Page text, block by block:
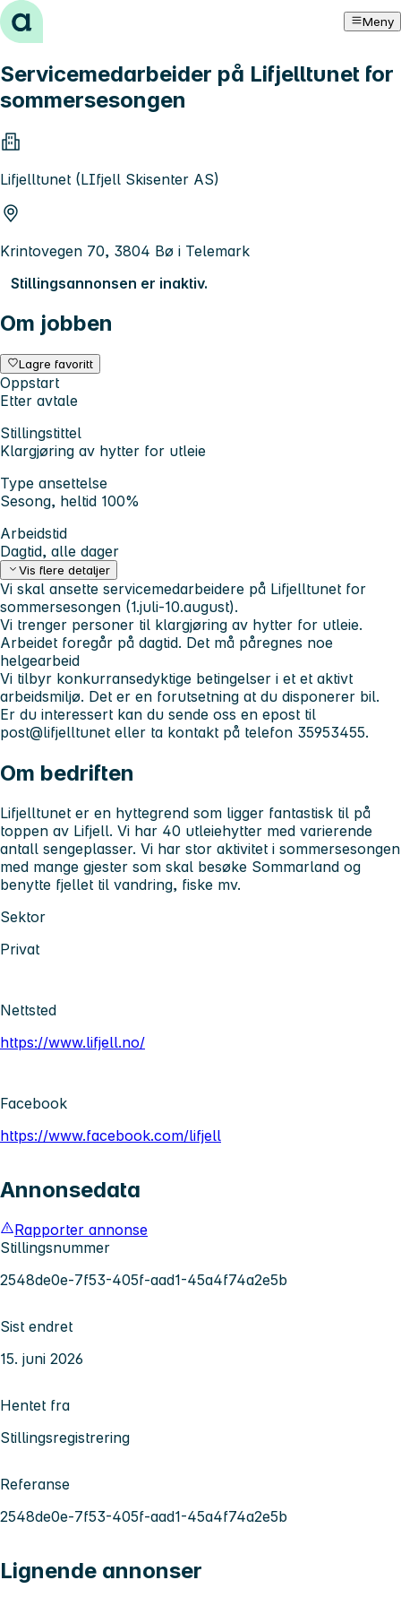
Hopp til innhold Meny
Servicemedarbeider på Lifjelltunet for
sommersesongen
Lifjelltunet (LIfjell Skisenter AS)
Krintovegen 70, 3804 Bø i Telemark
Stillingsannonsen er inaktiv.
Om jobben
Lagre favoritt
Oppstart
Etter avtale
Stillingstittel
Klargjøring av hytter for utleie
Type ansettelse
Sesong, heltid 100%
Arbeidstid
Dagtid, alle dager
Vis flere detaljer
Vi skal ansette servicemedarbeidere på Lifjelltunet for
sommersesongen (1.juli-10.august).
Vi trenger personer til klargjøring av hytter for utleie.
Arbeidet foregår på dagtid. Det må påregnes noe
helgearbeid
Vi tilbyr konkurransedyktige betingelser i et et aktivt
arbeidsmiljø. Det er en forutsetning at du disponerer bil.
Er du interessert kan du sende oss en epost til
post@lifjelltunet eller ta kontakt på telefon 35953455.
Om bedriften
Lifjelltunet er en hyttegrend som ligger fantastisk til på
toppen av Lifjell. Vi har 40 utleiehytter med varierende
antall sengeplasser. Vi har stor aktivitet i sommersesongen
med mange gjester som skal besøke Sommarland og
benytte fjellet til vandring, fiske mv.
Sektor
Privat
Nettsted
https://www.lifjell.no/
Facebook
https://www.facebook.com/lifjell
Annonsedata
Rapporter annonse
Stillingsnummer
2548de0e-7f53-405f-aad1-45a4f74a2e5b
Sist endret
15. juni 2026
Hentet fra
Stillingsregistrering
Referanse
2548de0e-7f53-405f-aad1-45a4f74a2e5b
Lignende annonser